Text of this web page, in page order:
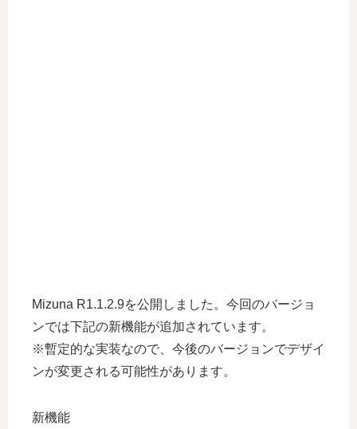
Mizuna R1.1.2.9を公開しました。今回のバージョ
ンでは下記の新機能が追加されています。
※暫定的な実装なので、今後のバージョンでデザイ
ンが変更される可能性があります。
新機能